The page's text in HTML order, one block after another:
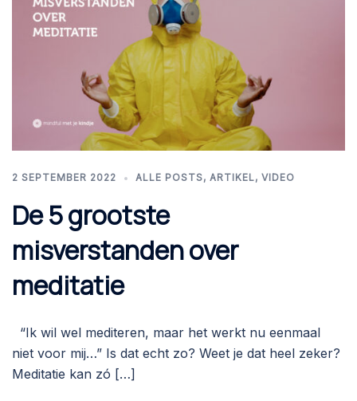
2 SEPTEMBER 2022 ALLE POSTS, ARTIKEL, VIDEO
De 5 grootste
misverstanden over
meditatie
“Ik wil wel mediteren, maar het werkt nu eenmaal
niet voor mij…” Is dat echt zo? Weet je dat heel zeker?
Meditatie kan zó […]